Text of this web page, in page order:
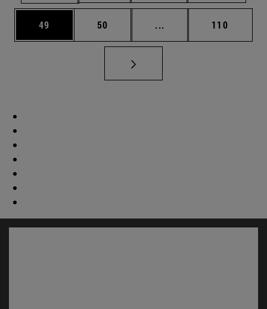
Página
49 Página
50 ... Páginas intermedias
Página
110